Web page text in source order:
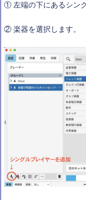
① 左端の下にあるシン
② 楽器を選択します。